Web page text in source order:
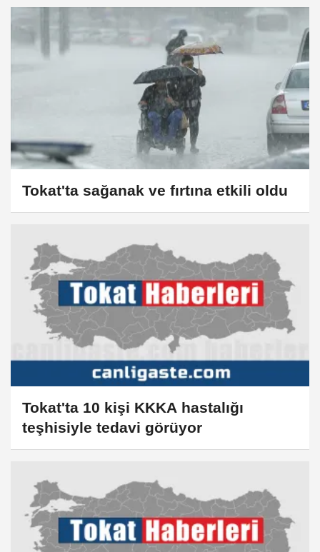
Tokat'ta sağanak ve fırtına etkili oldu
Tokat'ta 10 kişi KKKA hastalığı
teşhisiyle tedavi görüyor